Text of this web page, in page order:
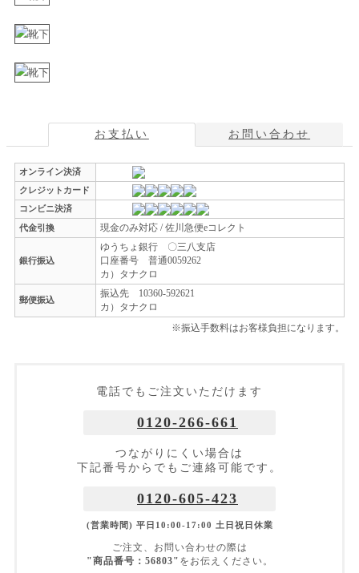
お支払い お問い合わせ
オンライン決済
クレジットカード
コンビニ決済
代金引換
現金のみ対応 / 佐川急便eコレクト
銀行振込
ゆうちょ銀行 〇三八支店
口座番号 普通0059262
カ）タナクロ
郵便振込
振込先 10360-592621
カ）タナクロ
※振込手数料はお客様負担になります。
電話でもご注文いただけます
0120-266-661
つながりにくい場合は
下記番号からでもご連絡可能です。
0120-605-423
(営業時間) 平日10:00-17:00 土日祝日休業
ご注文、お問い合わせの際は
"商品番号：56803" をお伝えください。